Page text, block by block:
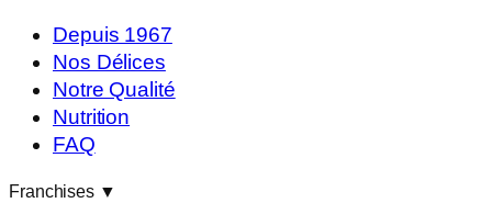
Depuis 1967
Nos Délices
Notre Qualité
Nutrition
FAQ
Franchises ▼